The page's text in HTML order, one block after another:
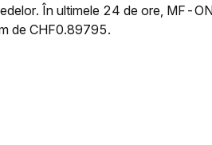
În ultimele 24 de ore, MF-
de CHF0.89795.